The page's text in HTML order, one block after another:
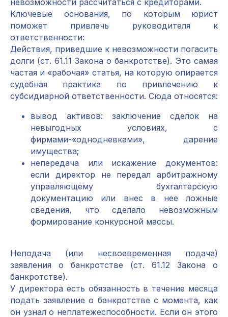
невозможности рассчитаться с кредиторами.
Ключевые основания, по которым юрист
поможет привлечь руководителя к
ответственности:
Действия, приведшие к невозможности погасить
долги (ст. 61.11 Закона о банкротстве). Это самая
частая и «рабочая» статья, на которую опирается
судебная практика по привлечению к
субсидиарной ответственности. Сюда относятся:
вывод активов: заключение сделок на
невыгодных условиях, с
фирмами-«однодневками», дарение
имущества;
непередача или искажение документов:
если директор не передал арбитражному
управляющему бухгалтерскую
документацию или внес в нее ложные
сведения, что сделало невозможным
формирование конкурсной массы.
Неподача (или несвоевременная подача)
заявления о банкротстве (ст. 61.12 Закона о
банкротстве).
У директора есть обязанность в течение месяца
подать заявление о банкротстве с момента, как
он узнал о неплатежеспособности. Если он этого